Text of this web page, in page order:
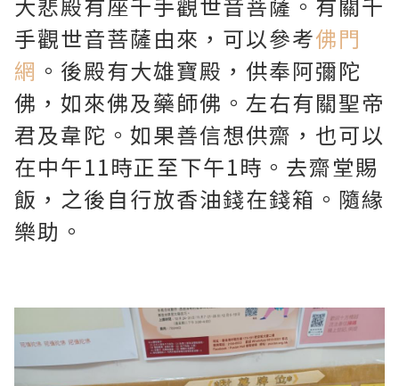
手觀世音菩薩由來，可以參考佛門
網 。後殿有大雄寶殿，供奉阿彌陀
佛，如來佛及藥師佛。左右有關聖帝
君及韋陀。如果善信想供齋，也可以
在中午11時正至下午1時。去齋堂賜
飯，之後自行放香油錢在錢箱。隨緣
樂助。